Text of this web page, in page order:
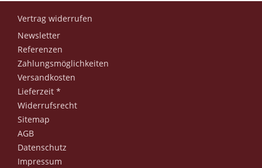
Vertrag widerrufen
Newsletter
Referenzen
Zahlungsmöglichkeiten
Versandkosten
Lieferzeit *
Widerrufsrecht
Sitemap
AGB
Datenschutz
Impressum